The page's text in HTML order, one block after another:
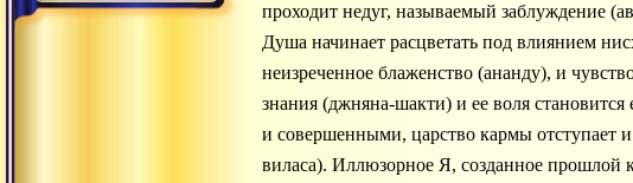
проходит недуг, называемый заблуждение
Душа начинает расцветать под влиянием
неизреченное блаженство (ананду), и
знания (джняна-шакти) и ее воля
и совершенными, царство кармы отступает
виласа). Иллюзорное Я, созданное прошлой